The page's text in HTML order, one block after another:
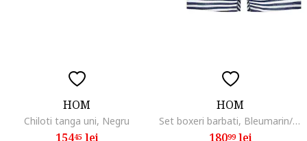
HOM
Chiloti tanga uni, Negru
15445lei
HOM
Set boxeri barbati, Bleumarin/Alb, Dungi, 3 buc
18099lei